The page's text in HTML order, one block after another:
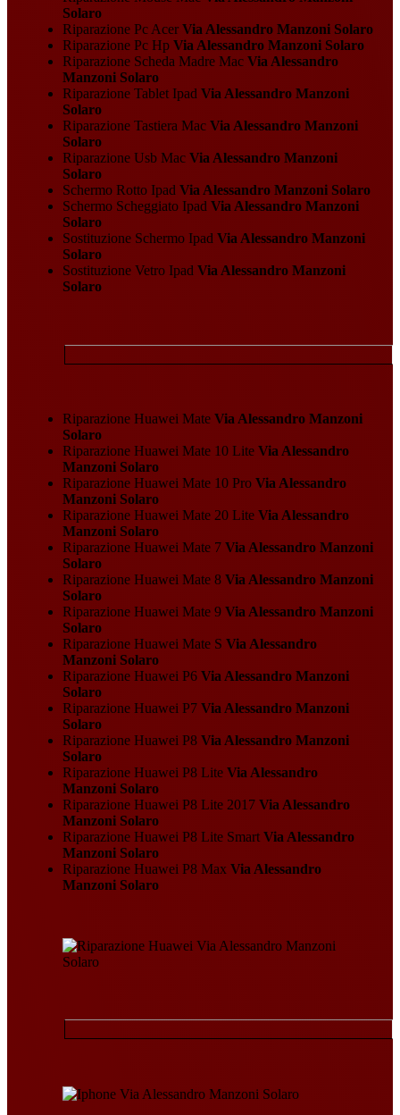
Solaro
Riparazione Pc AcerVia Alessandro Manzoni Solaro
Riparazione Pc HpVia Alessandro Manzoni Solaro
Riparazione Scheda Madre MacVia Alessandro
Manzoni Solaro
Riparazione Tablet Ipad Via Alessandro Manzoni
Solaro
Riparazione Tastiera MacVia Alessandro Manzoni
Solaro
Riparazione Usb MacVia Alessandro Manzoni
Solaro
Schermo Rotto Ipad Via Alessandro Manzoni Solaro
Schermo Scheggiato Ipad Via Alessandro Manzoni
Solaro
Sostituzione Schermo Ipad Via Alessandro Manzoni
Solaro
Sostituzione Vetro Ipad Via Alessandro Manzoni
Solaro
Riparazione Huawei MateVia Alessandro Manzoni
Solaro
Riparazione Huawei Mate 10 LiteVia Alessandro
Manzoni Solaro
Riparazione Huawei Mate 10 ProVia Alessandro
Manzoni Solaro
Riparazione Huawei Mate 20 LiteVia Alessandro
Manzoni Solaro
Riparazione Huawei Mate 7Via Alessandro Manzoni
Solaro
Riparazione Huawei Mate 8Via Alessandro Manzoni
Solaro
Riparazione Huawei Mate 9Via Alessandro Manzoni
Solaro
Riparazione Huawei Mate S Via Alessandro
Manzoni Solaro
Riparazione Huawei P6Via Alessandro Manzoni
Solaro
Riparazione Huawei P7Via Alessandro Manzoni
Solaro
Riparazione Huawei P8Via Alessandro Manzoni
Solaro
Riparazione Huawei P8 LiteVia Alessandro
Manzoni Solaro
Riparazione Huawei P8 Lite 2017Via Alessandro
Manzoni Solaro
Riparazione Huawei P8 Lite SmartVia Alessandro
Manzoni Solaro
Riparazione Huawei P8 Max Via Alessandro
Manzoni Solaro